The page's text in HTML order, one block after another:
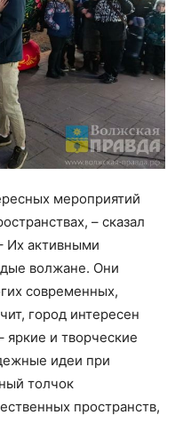
мероприятий
– сказал
Их активными
волжане. Они
современных,
город интересен
и творческие
идеи при
толчок
пространств,